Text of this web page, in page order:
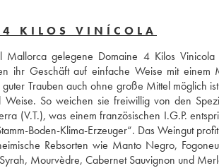
4 KILOS VINÍCOLA
Mallorca gelegene Domaine 4 Kilos
ihr Geschäft auf einfache Weise mit
Trauben auch ohne große Mittel möglich
So weichen sie freiwillig von den
(V.T.), was einem französischen I.G.P.
Boden-Klima-Erzeuger“. Das Weingut
Rebsorten wie Manto Negro,
Mourvèdre, Cabernet Sauvignon und